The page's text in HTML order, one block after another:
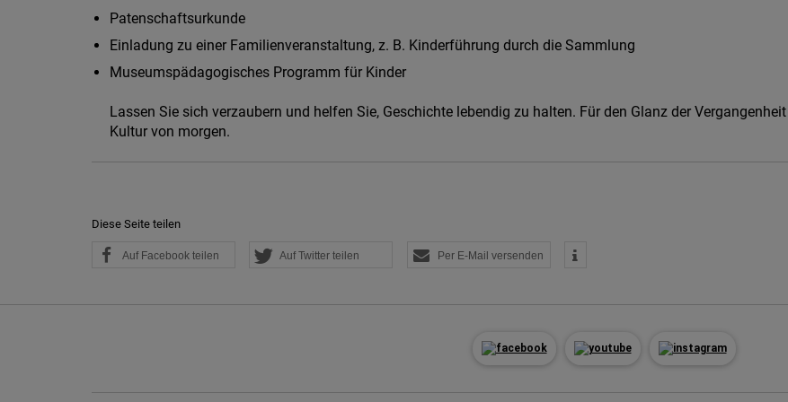
Patenschaftsurkunde
Einladung zu einer Familienveranstaltung, z. B. Kinderführung durch die Sammlung
Museumspädagogisches Programm für Kinder
Lassen Sie sich verzaubern und helfen Sie, Geschichte lebendig zu halten. Für den Glanz der
Kultur von morgen.
Diese Seite teilen
Auf Facebook teilen Auf Twitter teilen Per E-Mail versenden